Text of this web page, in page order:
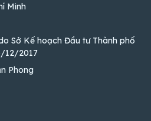
Minh
Sở Kế hoạch Đầu tư Thành phố
12/2017
Phong